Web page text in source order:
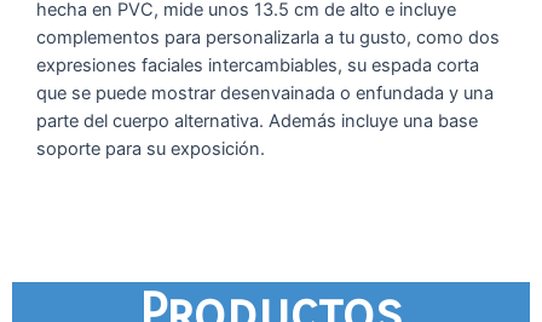
hecha en PVC, mide unos 13.5 cm de alto e incluye
complementos para personalizarla a tu gusto, como dos
expresiones faciales intercambiables, su espada corta
que se puede mostrar desenvainada o enfundada y una
parte del cuerpo alternativa. Además incluye una base
soporte para su exposición.